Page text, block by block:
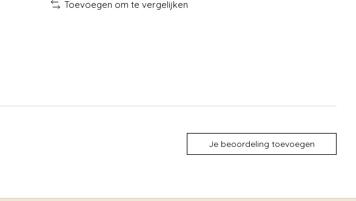
Toevoegen om te vergelijken
Je beoordeling toevoegen